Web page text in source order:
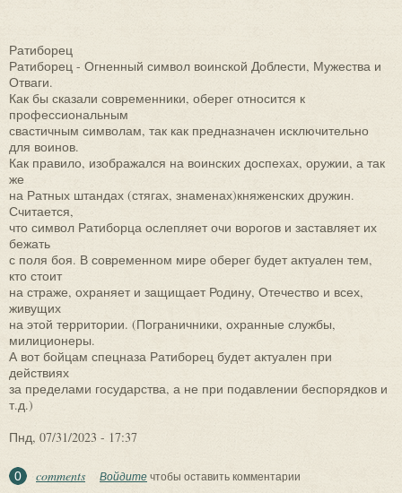
Ратиборец
Ратиборец - Огненный символ воинской Доблести, Мужества и
Отваги.
Как бы сказали современники, оберег относится к
профессиональным
свастичным символам, так как предназначен исключительно
для воинов.
Как правило, изображался на воинских доспехах, оружии, а так
же
на Ратных штандах (стягах, знаменах)княженских дружин.
Считается,
что символ Ратиборца ослепляет очи ворогов и заставляет их
бежать
с поля боя. В современном мире оберег будет актуален тем,
кто стоит
на страже, охраняет и защищает Родину, Отечество и всех,
живущих
на этой территории. (Пограничники, охранные службы,
милиционеры.
А вот бойцам спецназа Ратиборец будет актуален при
действиях
за пределами государства, а не при подавлении беспорядков и
т.д.)
Пнд, 07/31/2023 - 17:37
0 comments Войдитечтобы оставить комментарии